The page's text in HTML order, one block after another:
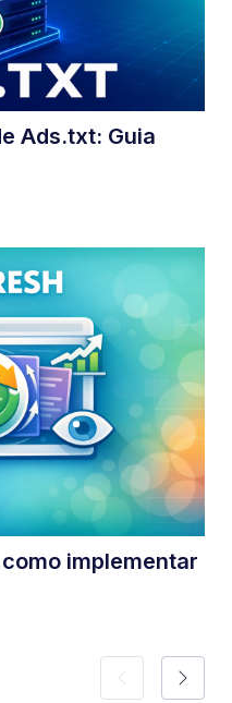
Ads.txt: Guia
implementar